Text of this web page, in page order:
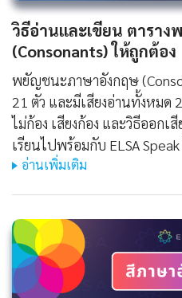
วิธีอ่านและเขียน ตารา
(Consonants) ให้ถูกต้อง
พยัญชนะภาษาอังกฤษ
21 ตัว และมีเสียงอ่านทั้งหมด
ไม่ก้อง เสียงก้อง และวิธีออกเ
เรียนไปพร้อมกับ ELSA Speak
อ่านเพิ่มเติม